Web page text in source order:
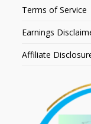
Terms of Service
Earnings
Affiliate